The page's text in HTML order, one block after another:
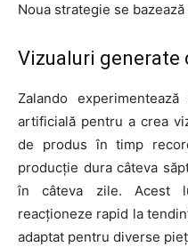
Noua strategie se
Vizualuri generate
Zalando
artificială pentru a crea
de produs în timp
producție dura câteva
în câteva zile. Acest
reacționeze rapid la
adaptat pentru diverse